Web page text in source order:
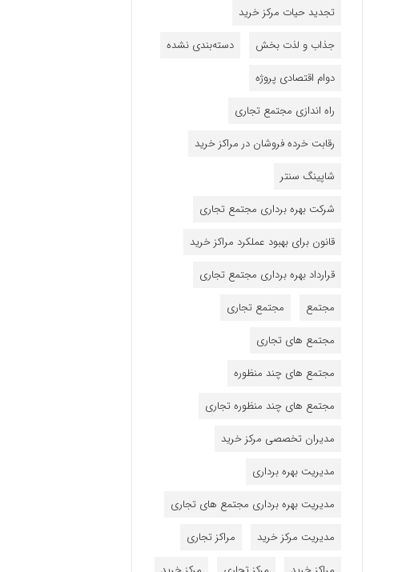
تجدید حیات مرکز خرید
جذاب و لذت بخش
دسته‌بندی نشده
دوام اقتصادی پروژه
راه اندازی مجتمع تجاری
رقابت خرده فروشان در مراکز خرید
شاپینگ سنتر
شرکت بهره برداری مجتمع تجاری
قانون برای بهبود عملکرد مراکز خرید
قرارداد بهره برداری مجتمع تجاری
مجتمع
مجتمع تجاری
مجتمع های تجاری
مجتمع های چند منظوره
مجتمع های چند منظوره تجاری
مدیران تخصصی مرکز خرید
مدیریت بهره برداری
مدیریت بهره برداری مجتمع های تجاری
مدیریت مرکز خرید
مراکز تجاری